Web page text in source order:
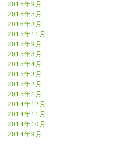
2016年9月
2016年5月
2016年3月
2015年11月
2015年9月
2015年8月
2015年4月
2015年3月
2015年2月
2015年1月
2014年12月
2014年11月
2014年10月
2014年9月